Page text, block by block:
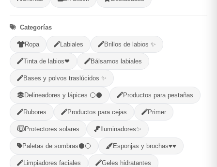
Categorías
Ropa Labiales Brillos de labios ✨
Tinta de labios❤ Bálsamos labiales
Bases y polvos traslúcidos ✨
Delineadores y lápices ⚪⚫ Productos para pestañas
Rubores Productos para cejas Primer
Protectores solares Iluminadores✨
Paletas de sombras⚫⚪ Esponjas y brochas♥♥
Limpiadores faciales Geles hidratantes
general.
✨ Uso recomendado una vez al día, preferiblemente en la
noche.
Ubicacion 2 Ruta 3 Entrega
Selecciona tu ubicacion